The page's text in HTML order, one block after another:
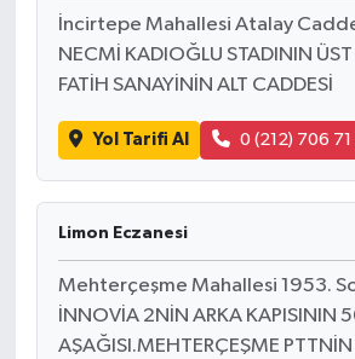
İncirtepe Mahallesi Atalay
NECMİ KADIOĞLU STADININ ÜST
FATİH SANAYİNİN ALT CADDESİ
Yol Tarifi Al 0 (212) 706 71
Limon Eczanesi
Mehterçeşme Mahallesi 1953.
İNNOVİA 2NİN ARKA KAPISININ
AŞAĞISI.MEHTERÇEŞME